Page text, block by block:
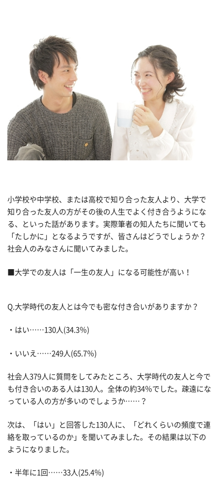
小学校や中学校、または高校で知り合った友人より、大学で
知り合った友人の方がその後の人生でよく付き合うようにな
る、といった話があります。実際筆者の知人たちに聞いても
「たしかに」となるようですが、皆さんはどうでしょうか？
社会人のみなさんに聞いてみました。
■大学での友人は「一生の友人」になる可能性が高い！
Q.大学時代の友人とは今でも密な付き合いがありますか？
・はい……130人(34.3％)
・いいえ……249人(65.7％)
社会人379人に質問をしてみたところ、大学時代の友人と今で
も付き合いのある人は130人。全体の約34％でした。疎遠にな
っている人の方が多いのでしょうか……？
次は、「はい」と回答した130人に、「どれくらいの頻度で連
絡を取っているのか」を聞いてみました。その結果は以下の
ようになりました。
・半年に1回……33人(25.4％)